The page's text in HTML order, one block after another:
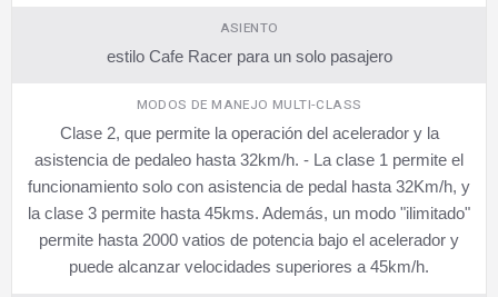
ASIENTO
estilo Cafe Racer para un solo pasajero
MODOS DE MANEJO MULTI-CLASS
Clase 2, que permite la operación del acelerador y la
asistencia de pedaleo hasta 32km/h. - La clase 1 permite el
funcionamiento solo con asistencia de pedal hasta 32Km/h, y
la clase 3 permite hasta 45kms. Además, un modo "ilimitado"
permite hasta 2000 vatios de potencia bajo el acelerador y
puede alcanzar velocidades superiores a 45km/h.